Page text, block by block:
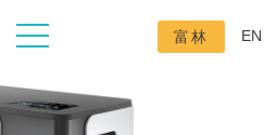
富林 EN